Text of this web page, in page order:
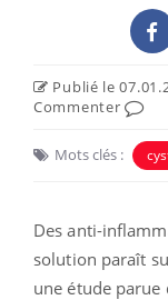
Publié le
Commenter
Mots clés :
Des anti-
solution paraît
une étude parue